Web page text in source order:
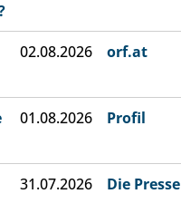
02.08.2026 orf.at
01.08.2026 Profil
31.07.2026 Die Presse